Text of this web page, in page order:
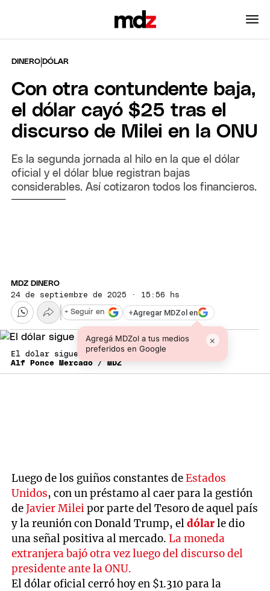
DINERO |DÓLAR
Con otra contundente baja,
el dólar cayó $25 tras el
discurso de Milei en la ONU
Es la segunda jornada al hilo en la que el dólar
oficial y el dólar blue registran bajas
considerables. Así cotizaron todos los financieros.
MDZ DINERO
24 de septiembre de 2025 · 15:56 hs
+Agregar MDZol en
Agregá MDZol a tus medios
preferidos en Google
×
+ Seguir en
El dólar sigue cayendo.
Alf Ponce Mercado / MDZ
Luego de los guiños constantes deEstados
Unidos, con un préstamo al caer para la gestión
deJavier Mileipor parte del Tesoro de aquel país
y la reunión con Donald Trump, eldólarle dio
una señal positiva al mercado.La moneda
extranjera bajó otra vez luego del discurso del
presidente ante la ONU.
El dólar oficial cerró hoy en $1.310 para la